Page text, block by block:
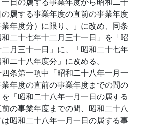
属する事業年度の直前の事業年度
年度分）に限り、」に改め、同条
二十七年十二月三十一日」を「昭
月三十一日」に、「昭和二十七年
二十八年度分」に改める。
条第一項中「昭和二十八年一月一
年度の直前の事業年度までの間の
「昭和二十八年一月一日の属する
の事業年度までの間、昭和二十八
昭和二十八年一月一日の属する事